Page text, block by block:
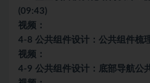
(09:43)
视频：
4-8 公共组件设计：公共组件梳
视频：
4-9 公共组件设计：底部导航公